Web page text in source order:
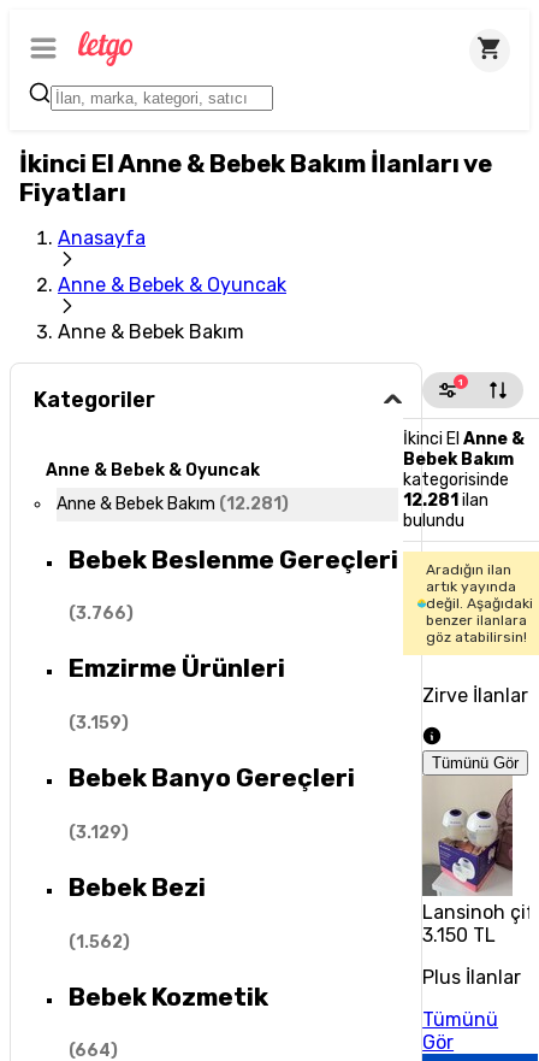
İkinci El Anne & Bebek Bakım İlanları ve
Fiyatları
Anasayfa
Anne & Bebek & Oyuncak
Anne & Bebek Bakım
Kategoriler
Anne & Bebek & Oyuncak
Anne & Bebek Bakım (12.281)
Bebek Beslenme Gereçleri
(3.766)
Emzirme Ürünleri
(3.159)
Bebek Banyo Gereçleri
(3.129)
Bebek Bezi
(1.562)
Bebek Kozmetik
(664)
1
İkinci ElAnne &
Bebek Bakım
kategorisinde
12.281 ilan
bulundu
Aradığın ilan
artık yayında
değil. Aşağıdaki
benzer ilanlara
göz atabilirsin!
Zirve İlanlar
Tümünü Gör
Lansinoh
3.150 TL
Plus İlanlar
Tümünü
Gör